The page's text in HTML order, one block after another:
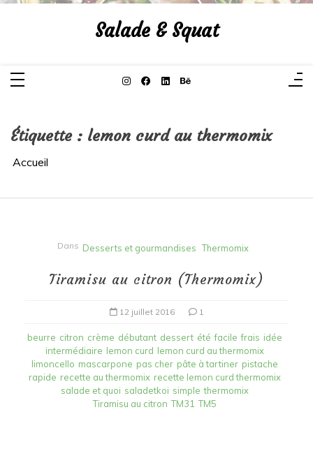
Aller
Salade & Squat
Étiquette : lemon curd au thermomix
Accueil
Dans Desserts et gourmandises Thermomix
Tiramisu au citron (Thermomix)
12 juillet 2016 1
beurre citron crème débutant dessert été facile frais idée
intermédiaire lemon curd lemon curd au thermomix
limoncello mascarpone pas cher pâte à tartiner pistache
rapide recette au thermomix recette lemon curd thermomix
salade et quoi saladetkoi simple thermomix
Tiramisu au citron TM31 TM5